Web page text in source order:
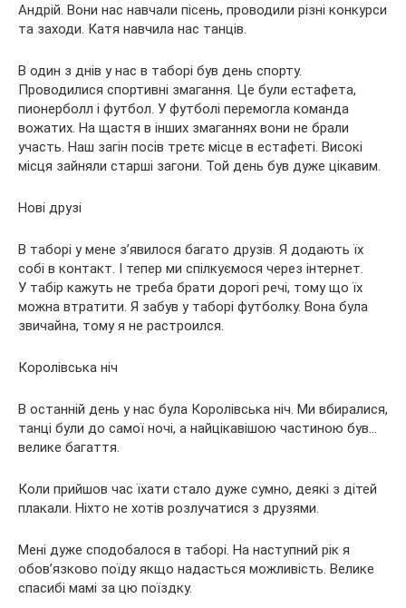
Андрій. Вони нас навчали пісень, проводили різні конкурси
та заходи. Катя навчила нас танців.
В один з днів у нас в таборі був день спорту.
Проводилися спортивні змагання. Це були естафета,
пионерболл і футбол. У футболі перемогла команда
вожатих. На щастя в інших змаганнях вони не брали
участь. Наш загін посів третє місце в естафеті. Високі
місця зайняли старші загони. Той день був дуже цікавим.
Нові друзі
В таборі у мене з’явилося багато друзів. Я додають їх
собі в контакт. І тепер ми спілкуємося через інтернет.
У табір кажуть не треба брати дорогі речі, тому що їх
можна втратити. Я забув у таборі футболку. Вона була
звичайна, тому я не растроился.
Королівська ніч
В останній день у нас була Королівська ніч. Ми вбиралися,
танці були до самої ночі, а найцікавішою частиною був…
велике багаття.
Коли прийшов час їхати стало дуже сумно, деякі з дітей
плакали. Ніхто не хотів розлучатися з друзями.
Мені дуже сподобалося в таборі. На наступний рік я
обов’язково поїду якщо надасться можливість. Велике
спасибі мамі за цю поїздку.